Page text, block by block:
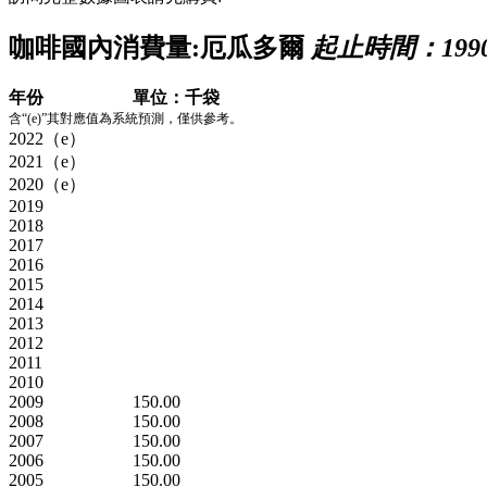
咖啡國內消費量:厄瓜多爾 起止時間：
年份 單位：千袋
含“(e)”其對應值為系統預測，僅供參考。
2022（e）
2021（e）
2020（e）
2019
2018
2017
2016
2015
2014
2013
2012
2011
2010
2009
150.00
2008
150.00
2007
150.00
2006
150.00
2005
150.00